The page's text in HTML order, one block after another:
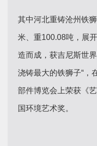
其中河北重铸沧州铁
米、重100.08吨，展
造而成，获吉尼斯世
浇铸最大的铁狮子“，
部件博览会上荣获《
国环境艺术奖。